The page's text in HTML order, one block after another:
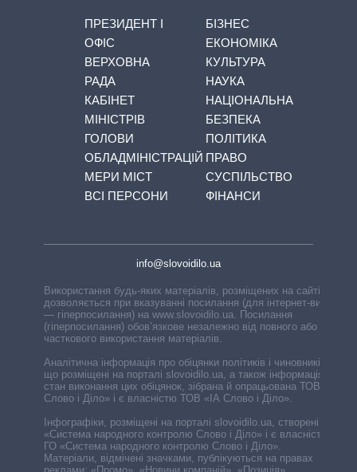
ПРЕЗИДЕНТ І
ОФІС
ВЕРХОВНА
РАДА
КАБІНЕТ
МІНІСТРІВ
ГОЛОВИ
ОБЛАДМІНІСТРАЦІЙ
МЕРИ МІСТ
ВСІ ПЕРСОНИ
БІЗНЕС
ЕКОНОМІКА
КУЛЬТУРА
НАУКА
НАЦІОНАЛЬНА
БЕЗПЕКА
ПОЛІТИКА
ПРАВО
СУСПІЛЬСТВО
ФІНАНСИ
info@slovoidilo.ua
Використання будь-яких матеріалів, розміщених на сайті,
дозволяється при вказуванні посилання (для інтернет-видань
— гіперпосилання) на www.slovoidilo.ua. Посилання
(гіперпосилання) обов’язкове незалежно від повного або
часткового використання матеріалів.
Аналітична інформація про обіцянки політиків і чиновників,
що розміщені на порталі slovoidilo.ua, а також інформація про
стан виконання цих обіцянок, зібрана й опрацьована ТОВ «ІА
Слово і Діло» і є власністю ТОВ «ІА Слово і Діло».
Інфографіки, розміщені на порталі slovoidilo.ua, створені ГО
«Система народного контролю Слово і Діло» і є власністю
ГО «Система народного контролю Слово і Діло».
Матеріали, відмічені значками, публікуються на правах